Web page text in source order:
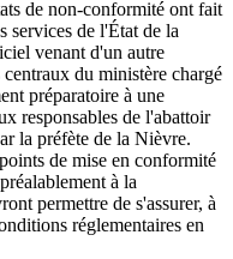
de non-conformité ont fait
services de l'État de la
venant d'un autre
du ministère chargé
préparatoire à une
responsables de l'abattoir
la préfète de la Nièvre.
de mise en conformité
à la
permettre de s'assurer, à
réglementaires en